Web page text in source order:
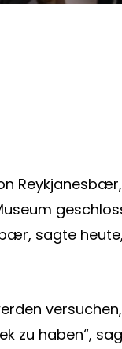
sagte
zu haben“,